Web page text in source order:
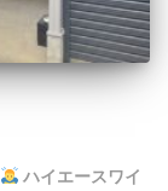
ハイエースワイ